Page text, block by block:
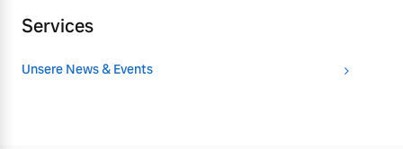
Services
Unsere News & Events